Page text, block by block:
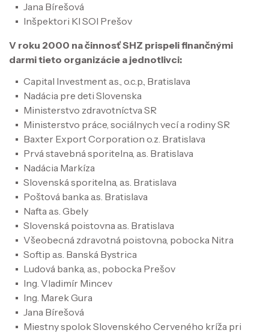
Jana Bírešová
Inšpektori KI SOI Prešov
V roku 2000 na činnosť SHZ prispeli finančnými
darmi tieto organizácie a jednotlivci:
Capital Investment a.s., o.c.p., Bratislava
Nadácia pre deti Slovenska
Ministerstvo zdravotníctva SR
Ministerstvo práce, sociálnych vecí a rodiny SR
Baxter Export Corporation o.z. Bratislava
Prvá stavebná sporitelna, a.s. Bratislava
Nadácia Markíza
Slovenská sporitelna, a.s. Bratislava
Poštová banka a.s. Bratislava
Nafta a.s. Gbely
Slovenská poistovna a.s. Bratislava
Všeobecná zdravotná poistovna, pobocka Nitra
Softip a.s. Banská Bystrica
Ludová banka, a.s., pobocka Prešov
Ing. Vladimír Mincev
Ing. Marek Gura
Jana Bírešová
Miestny spolok Slovenského Cerveného kríža pri